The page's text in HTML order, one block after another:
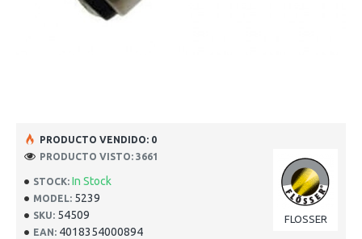
STOCK: In Stock
MODEL: 5239
SKU: 54509
EAN: 4018354000894
FLOSSER
PRODUCTO VENDIDO: 0
PRODUCTO VISTO: 3661